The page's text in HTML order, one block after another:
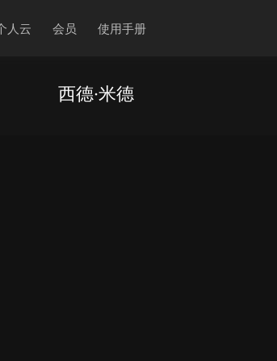
人云 会员 使用手册
西德·米德